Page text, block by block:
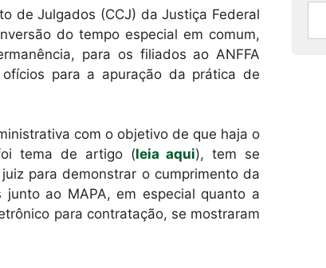
de Julgados (CCJ) da Justiça Federal
do tempo especial em comum,
para os filiados ao ANFFA
para a apuração da prática de
com o objetivo de que haja o
tema de artigo (leia aqui), tem se
para demonstrar o cumprimento da
ao MAPA, em especial quanto a
para contratação, se mostraram